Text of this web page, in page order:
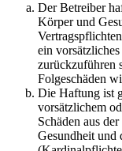
Der Betreiber
Körper und
ein
zurückzuführen
Folgeschäden
Die Haftung ist
vorsätzlichem
Schäden aus
Gesundheit und